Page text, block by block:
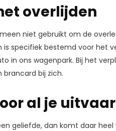
overlijden
niet gebruikt om de
specifiek bestemd voor het
in ons wagenpark. Bij het
brancard bij zich.
al je
geliefde, dan komt daar